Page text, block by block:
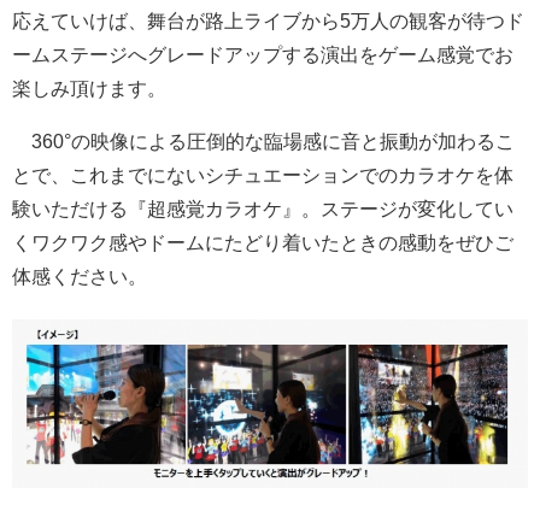
応えていけば、舞台が路上ライブから5万人の観客が待つド
ームステージへグレードアップする演出をゲーム感覚でお
楽しみ頂けます。
360°の映像による圧倒的な臨場感に音と振動が加わるこ
とで、これまでにないシチュエーションでのカラオケを体
験いただける『超感覚カラオケ』。ステージが変化してい
くワクワク感やドームにたどり着いたときの感動をぜひご
体感ください。